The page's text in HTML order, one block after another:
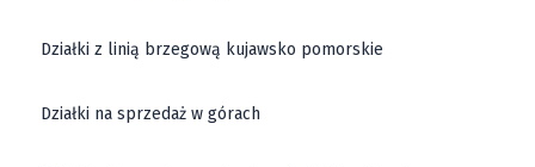
zbudować dom w cichej, górskiej okolicy. Gmina
terenach widokowych, które zapewniają bliskość
Działki z linią brzegową kujawsko pomorskie
Działki na sprzedaż w górach